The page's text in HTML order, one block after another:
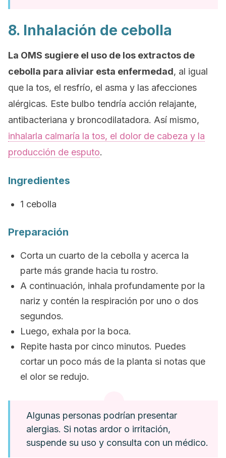
8. Inhalación de cebolla
La OMS sugiere el uso de los extractos de
cebolla para aliviar esta enfermedad, al igual
que la tos, el resfrío, el asma y las afecciones
alérgicas. Este bulbo tendría acción relajante,
antibacteriana y broncodilatadora. Así mismo,
inhalarla calmaría la tos, el dolor de cabeza y la
producción de esputo.
Ingredientes
1 cebolla
Preparación
Corta un cuarto de la cebolla y acerca la
parte más grande hacia tu rostro.
A continuación, inhala profundamente por la
nariz y contén la respiración por uno o dos
segundos.
Luego, exhala por la boca.
Repite hasta por cinco minutos. Puedes
cortar un poco más de la planta si notas que
el olor se redujo.
Algunas personas podrían presentar
alergias. Si notas ardor o irritación,
suspende su uso y consulta con un médico.